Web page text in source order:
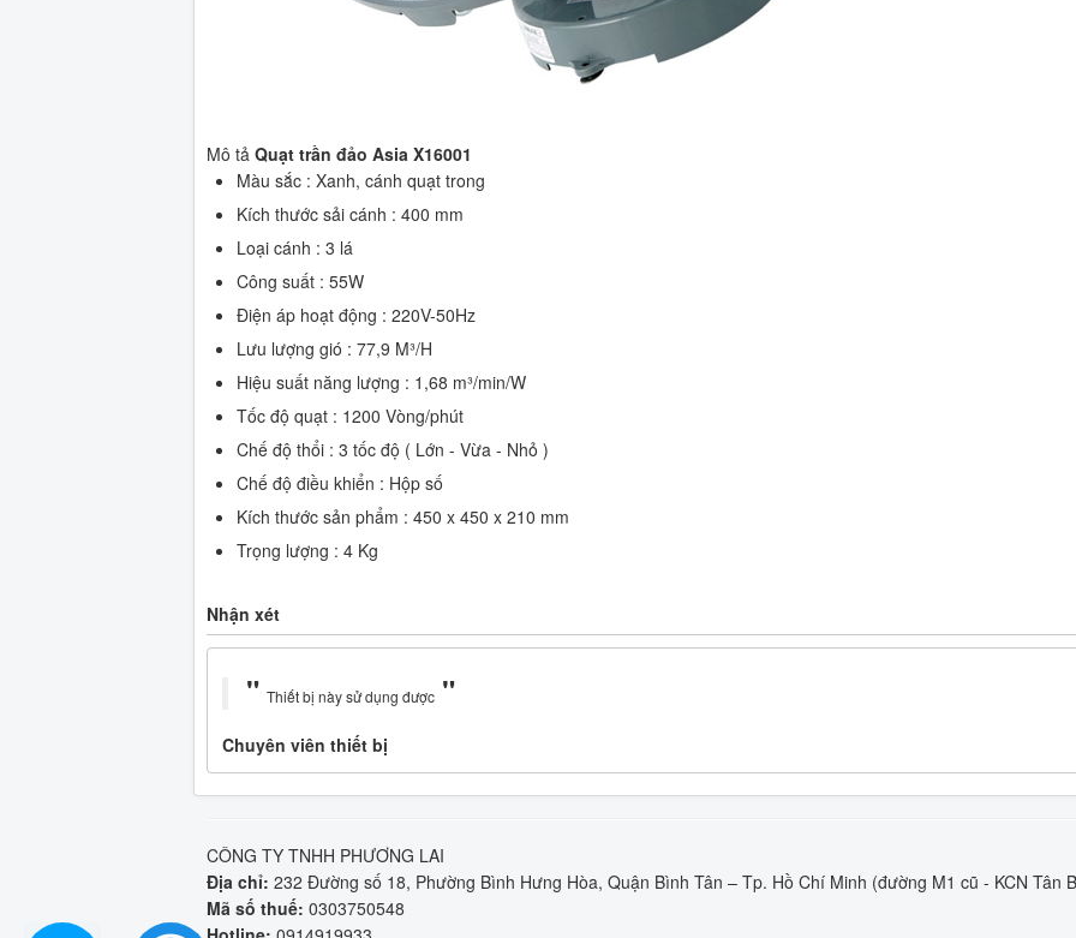
Mô tả Quạt trần đảo Asia X16001
Màu sắc : Xanh, cánh quạt trong
Kích thước sải cánh : 400 mm
Loại cánh : 3 lá
Công suất : 55W
Điện áp hoạt động : 220V-50Hz
Lưu lượng gió : 77,9 M³/H
Hiệu suất năng lượng : 1,68 m³/min/W
Tốc độ quạt : 1200 Vòng/phút
Chế độ thổi : 3 tốc độ ( Lớn - Vừa - Nhỏ )
Chế độ điều khiển : Hộp số
Kích thước sản phẩm : 450 x 450 x 210 mm
Trọng lượng : 4 Kg
Nhận xét
Thiết bị này sử dụng được
Chuyên viên thiết bị
CÔNG TY TNHH PHƯƠNG LAI
Địa chỉ: 232 Đường số 18, Phường Bình Hưng Hòa, Quận Bình Tân – Tp. Hồ Chí Minh (đường M1 cũ - KCN Tân
Mã số thuế: 0303750548